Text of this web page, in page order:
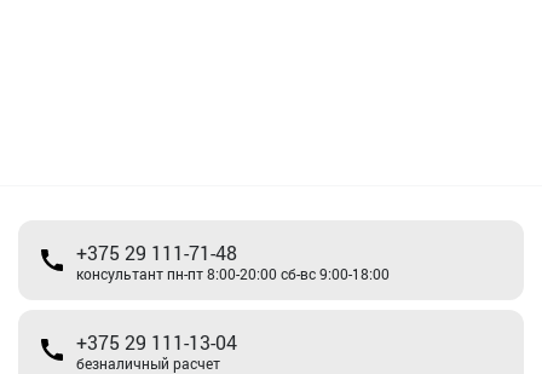
+375 29 111-71-48
консультант пн-пт 8:00-20:00 сб-вс 9:00-18:00
+375 29 111-13-04
безналичный расчет